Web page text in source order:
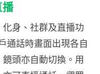
播
身、社群及直播功
通話時畫面出現各自
頭亦自動切換。用